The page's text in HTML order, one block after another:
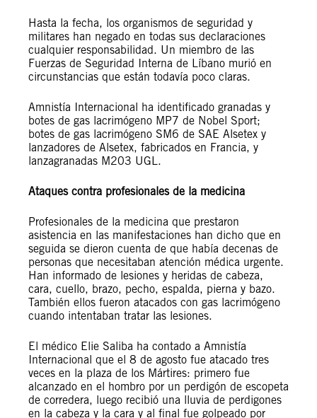
Hasta la fecha, los organismos de seguridad y
militares han negado en todas sus declaraciones
cualquier responsabilidad. Un miembro de las
Fuerzas de Seguridad Interna de Líbano murió en
circunstancias que están todavía poco claras.
Amnistía Internacional ha identificado granadas y
botes de gas lacrimógeno MP7 de Nobel Sport;
botes de gas lacrimógeno SM6 de SAE Alsetex y
lanzadores de Alsetex, fabricados en Francia, y
lanzagranadas M203 UGL.
Ataques contra profesionales de la medicina
Profesionales de la medicina que prestaron
asistencia en las manifestaciones han dicho que en
seguida se dieron cuenta de que había decenas de
personas que necesitaban atención médica urgente.
Han informado de lesiones y heridas de cabeza,
cara, cuello, brazo, pecho, espalda, pierna y bazo.
También ellos fueron atacados con gas lacrimógeno
cuando intentaban tratar las lesiones.
El médico Elie Saliba ha contado a Amnistía
Internacional que el 8 de agosto fue atacado tres
veces en la plaza de los Mártires: primero fue
alcanzado en el hombro por un perdigón de escopeta
de corredera, luego recibió una lluvia de perdigones
en la cabeza y la cara y al final fue golpeado por